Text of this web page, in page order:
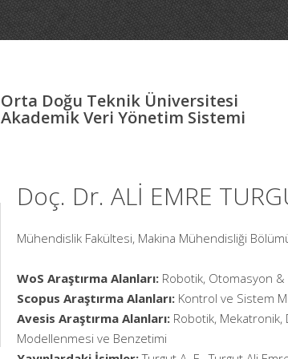
Orta Doğu Teknik Üniversitesi
Akademik Veri Yönetim Sistemi
Doç. Dr. ALİ EMRE
Mühendislik Fakültesi, Makina Mühendisliği
WoS Araştırma Alanları: Robotik, Otomasyon
Scopus Araştırma Alanları: Kontrol ve Sistem
Avesis Araştırma Alanları: Robotik,
Modellenmesi ve Benzetimi